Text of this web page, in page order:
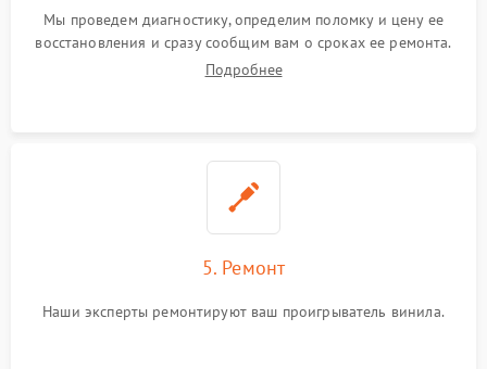
Мы проведем диагностику, определим поломку и цену ее
восстановления и сразу сообщим вам о сроках ее ремонта.
Подробнее
5. Ремонт
Наши эксперты ремонтируют ваш проигрыватель винила.